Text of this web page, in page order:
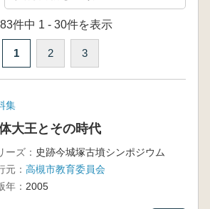
件中 1 - 30件を表示
1 2 3
集
大王とその時代
ーズ： 史跡今城塚古墳シンポジウム
元： 高槻市教育委員会
年： 2005